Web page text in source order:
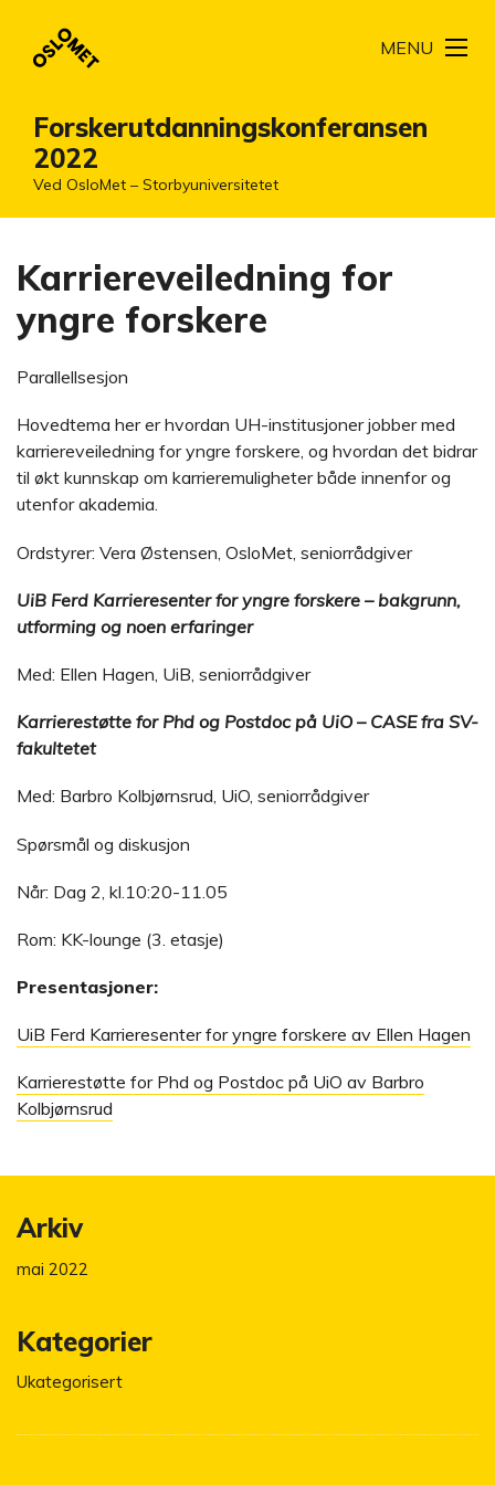
Forskerutdanningskonferansen
2022
Ved OsloMet – Storbyuniversitetet
MENU
Karriereveiledning for
yngre forskere
Parallellsesjon
Hovedtema her er hvordan UH-institusjoner jobber med
karriereveiledning for yngre forskere, og hvordan det bidrar
til økt kunnskap om karrieremuligheter både innenfor og
utenfor akademia.
Ordstyrer: Vera Østensen, OsloMet, seniorrådgiver
UiB Ferd Karrieresenter for yngre forskere – bakgrunn,
utforming og noen erfaringer
Med: Ellen Hagen, UiB, seniorrådgiver
Karrierestøtte for Phd og Postdoc på UiO – CASE fra SV-
fakultetet
Med: Barbro Kolbjørnsrud, UiO, seniorrådgiver
Spørsmål og diskusjon
Når: Dag 2, kl.10:20-11.05
Rom: KK-lounge (3. etasje)
Presentasjoner:
UiB Ferd Karrieresenter for yngre forskere av Ellen Hagen
Karrierestøtte for Phd og Postdoc på UiO av Barbro
Kolbjørnsrud
Arkiv
mai 2022
Kategorier
Ukategorisert